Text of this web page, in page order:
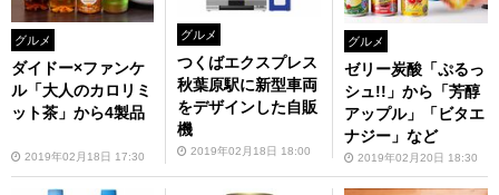
グルメ
ダイドー×ファンケ
ル「大人のカロリミ
ット茶」から4製品
2019年02月18日 17:30
グルメ
つくばエクスプレス
秋葉原駅に新型車両
をデザインした自販
機
2019年02月18日 18:00
グルメ
ゼリー炭酸「ぷるっ
シュ!!」から「芳醇
アップル」「ビタエ
ナジー」など
2019年02月20日 18:30